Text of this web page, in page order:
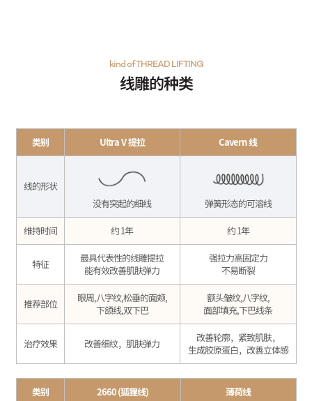
线雕的种类
kind of THREAD LIFTING
类别 Ultra V 提拉 Cavern 线
线的形状
没有突起的细线
弹簧形态的可溶线
维持时间 约 1年 约 1年
特征
最具代表性的线雕提拉
能有效改善肌肤弹力
强拉力高固定力
不易断裂
推荐部位
眼周,八字纹,松垂的面颊,
下颌线,双下巴
额头皱纹,八字纹,
面部填充,下巴线条
治疗效果 改善细纹，肌肤弹力
改善轮廓，紧致肌肤，
生成胶原蛋白，改善立体感
类别 2660 (狐狸线) 薄荷线